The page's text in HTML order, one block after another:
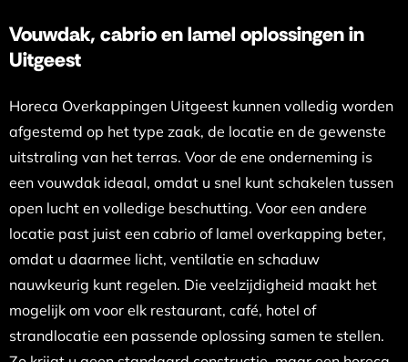
Vouwdak, cabrio en lamel oplossingen in
Uitgeest
Horeca Overkappingen Uitgeest kunnen volledig worden
afgestemd op het type zaak, de locatie en de gewenste
uitstraling van het terras. Voor de ene onderneming is
een vouwdak ideaal, omdat u snel kunt schakelen tussen
open lucht en volledige beschutting. Voor een andere
locatie past juist een cabrio of lamel overkapping beter,
omdat u daarmee licht, ventilatie en schaduw
nauwkeurig kunt regelen. Die veelzijdigheid maakt het
mogelijk om voor elk restaurant, café, hotel of
strandlocatie een passende oplossing samen te stellen.